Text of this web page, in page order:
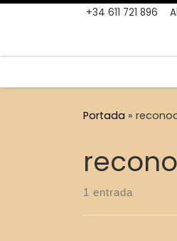
+34 611 721 896
Portada »
1 entrada